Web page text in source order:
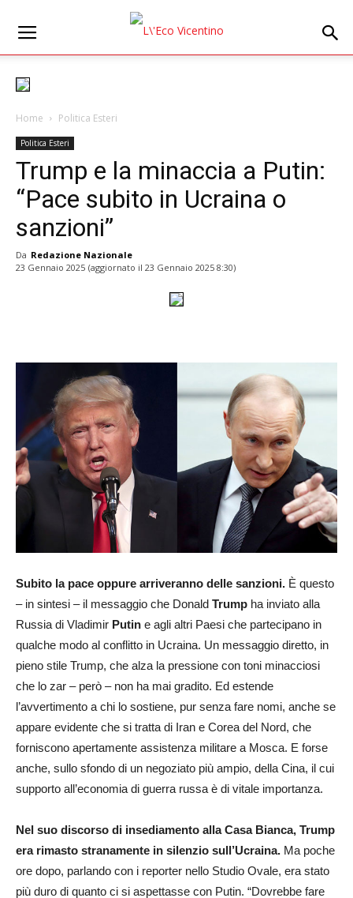
Home Politica Esteri
Politica Esteri
Trump e la minaccia a Putin:
“Pace subito in Ucraina o
sanzioni”
Da Redazione Nazionale
23 Gennaio 2025 (aggiornato il 23 Gennaio 2025 8:30)
Subito la pace oppure arriveranno delle sanzioni. È questo
– in sintesi – il messaggio che Donald Trump ha inviato alla
Russia di Vladimir Putin e agli altri Paesi che partecipano in
qualche modo al conflitto in Ucraina. Un messaggio diretto, in
pieno stile Trump, che alza la pressione con toni minacciosi
che lo zar – però – non ha mai gradito. Ed estende
l’avvertimento a chi lo sostiene, pur senza fare nomi, anche se
appare evidente che si tratta di Iran e Corea del Nord, che
forniscono apertamente assistenza militare a Mosca. E forse
anche, sullo sfondo di un negoziato più ampio, della Cina, il cui
supporto all’economia di guerra russa è di vitale importanza.
Nel suo discorso di insediamento alla Casa Bianca, Trump
era rimasto stranamente in silenzio sull’Ucraina. Ma poche
ore dopo, parlando con i reporter nello Studio Ovale, era stato
più duro di quanto ci si aspettasse con Putin. “Dovrebbe fare